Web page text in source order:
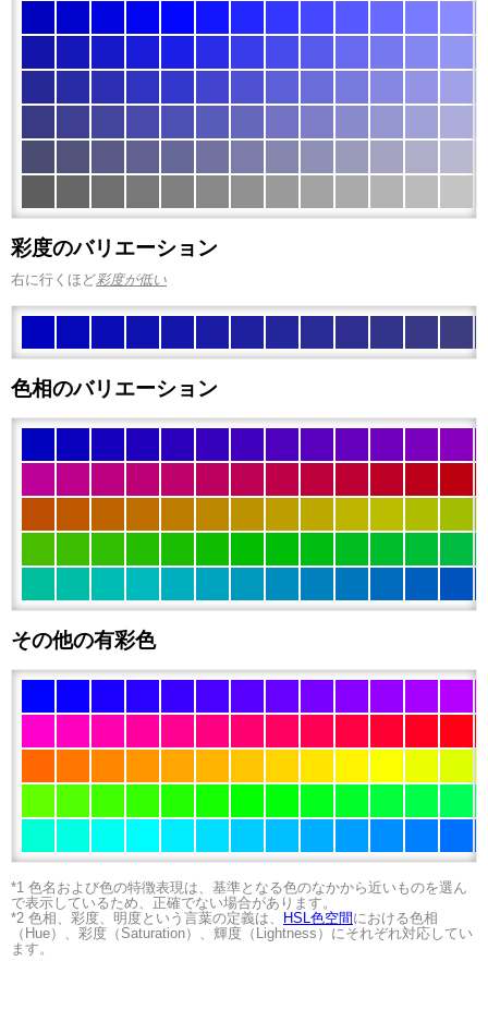
彩度のバリエーション
右に行くほど彩度が低い
色相のバリエーション
その他の有彩色
*1 色名および色の特徴表現は、基準となる色のなかから近いものを選ん
で表示しているため、正確でない場合があります。
*2 色相、彩度、明度という言葉の定義は、
HSL色空間 における色相
（Hue）、彩度（Saturation）、輝度（Lightness）にそれぞれ対応してい
ます。